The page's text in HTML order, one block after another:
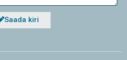
Saada kiri